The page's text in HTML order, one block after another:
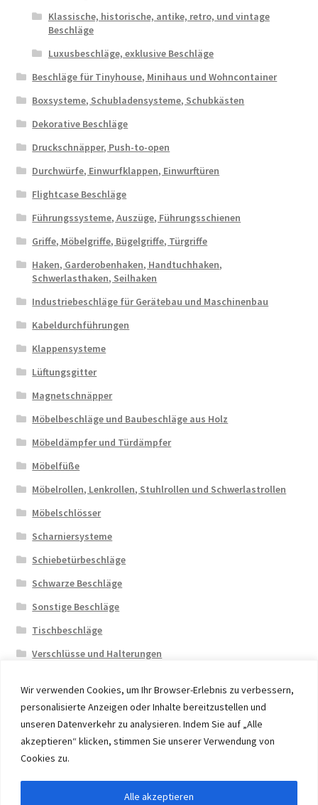
Wir verwenden Cookies, um Ihr Browser-Erlebnis zu verbessern,
personalisierte Anzeigen oder Inhalte bereitzustellen und
unseren Datenverkehr zu analysieren. Indem Sie auf „Alle
akzeptieren“ klicken, stimmen Sie unserer Verwendung von
Cookies zu.
Alle akzeptieren
Klassische, historische, antike, retro, und vintage
Beschläge
Luxusbeschläge, exklusive Beschläge
Beschläge für Tinyhouse, Minihaus und Wohncontainer
Boxsysteme, Schubladensysteme, Schubkästen
Dekorative Beschläge
Druckschnäpper, Push-to-open
Durchwürfe, Einwurfklappen, Einwurftüren
Flightcase Beschläge
Führungssysteme, Auszüge, Führungsschienen
Griffe, Möbelgriffe, Bügelgriffe, Türgriffe
Haken, Garderobenhaken, Handtuchhaken,
Schwerlasthaken, Seilhaken
Industriebeschläge für Gerätebau und Maschinenbau
Kabeldurchführungen
Klappensysteme
Lüftungsgitter
Magnetschnäpper
Möbelbeschläge und Baubeschläge aus Holz
Möbeldämpfer und Türdämpfer
Möbelfüße
Möbelrollen, Lenkrollen, Stuhlrollen und Schwerlastrollen
Möbelschlösser
Scharniersysteme
Schiebetürbeschläge
Schwarze Beschläge
Sonstige Beschläge
Tischbeschläge
Verschlüsse und Halterungen
© 2026 Eruon Trade UG, Germany, member of the ERUON